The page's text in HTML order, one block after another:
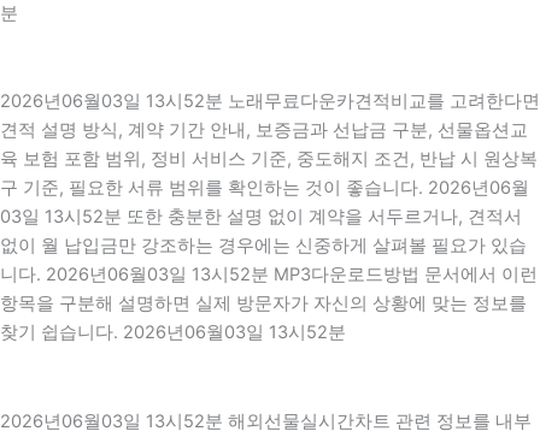
분
2026년06월03일 13시52분 노래무료다운카견적비교를 고려한다면
견적 설명 방식, 계약 기간 안내, 보증금과 선납금 구분, 선물옵션교
육 보험 포함 범위, 정비 서비스 기준, 중도해지 조건, 반납 시 원상복
구 기준, 필요한 서류 범위를 확인하는 것이 좋습니다. 2026년06월
03일 13시52분 또한 충분한 설명 없이 계약을 서두르거나, 견적서
없이 월 납입금만 강조하는 경우에는 신중하게 살펴볼 필요가 있습
니다. 2026년06월03일 13시52분 MP3다운로드방법 문서에서 이런
항목을 구분해 설명하면 실제 방문자가 자신의 상황에 맞는 정보를
찾기 쉽습니다. 2026년06월03일 13시52분
2026년06월03일 13시52분 해외선물실시간차트 관련 정보를 내부